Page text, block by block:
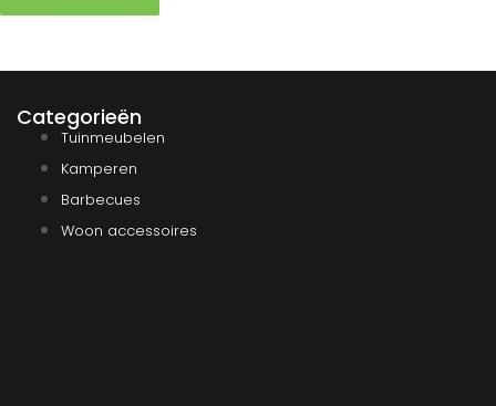
Categorieën
Tuinmeubelen
Kamperen
Barbecues
Woon accessoires